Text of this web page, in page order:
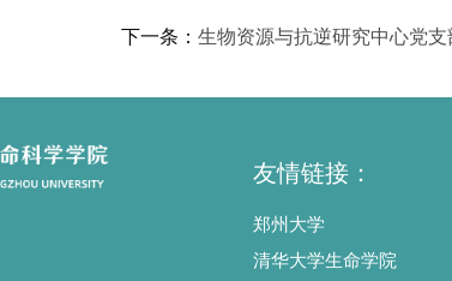
下一条： 生物资源与抗逆研究中心党
友情链接：
郑州大学
清华大学生命学院